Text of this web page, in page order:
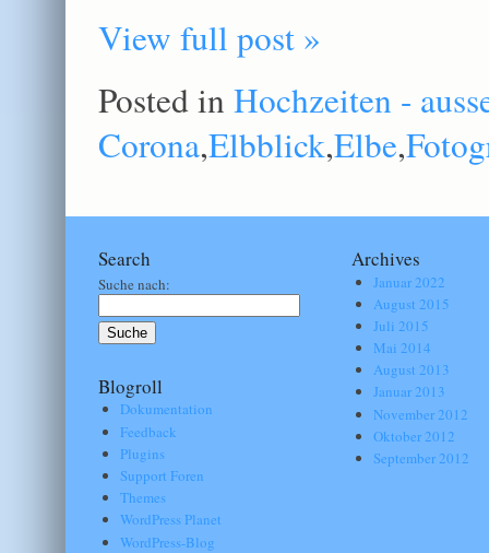
View full post »
Posted in Hochzeiten -
Corona,Elbblick,Elbe,
Search
Suche nach:
Blogroll
Dokumentation
Feedback
Plugins
Support Foren
Themes
WordPress Planet
WordPress-Blog
Archives
Januar 2022
August 2015
Juli 2015
Mai 2014
August 2013
Januar 2013
November 2012
Oktober 2012
September 2012